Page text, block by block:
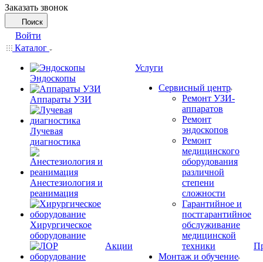
Заказать звонок
Поиск
Войти
Каталог
Эндоскопы
Аппараты УЗИ
Лучевая
диагностика
Анестезиология и
реанимация
Хирургическое
оборудование
Акции
Услуги
Сервисный центр
Ремонт УЗИ-
аппаратов
Ремонт
эндоскопов
Ремонт
медицинского
оборудования
различной
степени
сложности
Гарантийное и
постгарантийное
обслуживание
медицинской
техники
Монтаж и обучение